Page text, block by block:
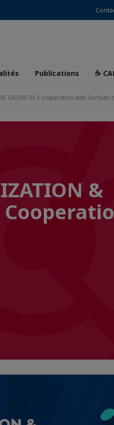
Publications ☕
GROWTH: Cooperation with
&